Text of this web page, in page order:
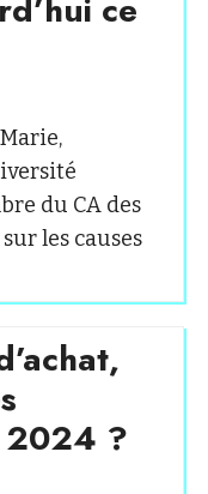
ce
du CA des
les causes
2024 ?